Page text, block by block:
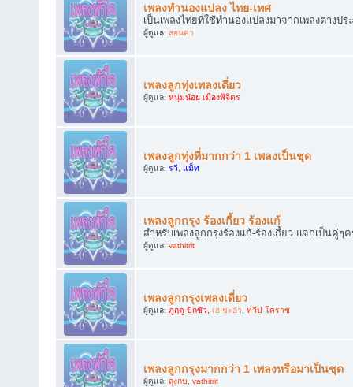
เพลงทำนองแปลง ไทย-เทศ
เป็นเพลงไทยที่ใช้ทำนองแปลงมาจากเพลงต่างป
ผู้ดูแล: สอนคา
เพลงลูกทุ่งเพลงเดี่ยว
ผู้ดูแล: หนุ่มน้อย เมืองพิจิตร
เพลงลูกทุ่งที่มากกว่า 1 เพลงเป็นชุด
ผู้ดูแล: รวี, แม็ท
เพลงลูกกรุง ร้องเกี้ยว ร้องแก้
สำหรับเพลงลูกกรุงร้องแก้-ร้องเกี้ยว แจกเป็นคู่ๆ
ผู้ดูแล: vathitrit
เพลงลูกกรุงเพลงเดี่ยว
ผู้ดูแล: ภูฤดู ปักซัว, เอ-ชะอำ, ทวีป โคราช
เพลงลูกกรุงมากกว่า 1 เพลงหรือมาเป็นชุด
ผู้ดูแล: ลุงกบ, vathitrit